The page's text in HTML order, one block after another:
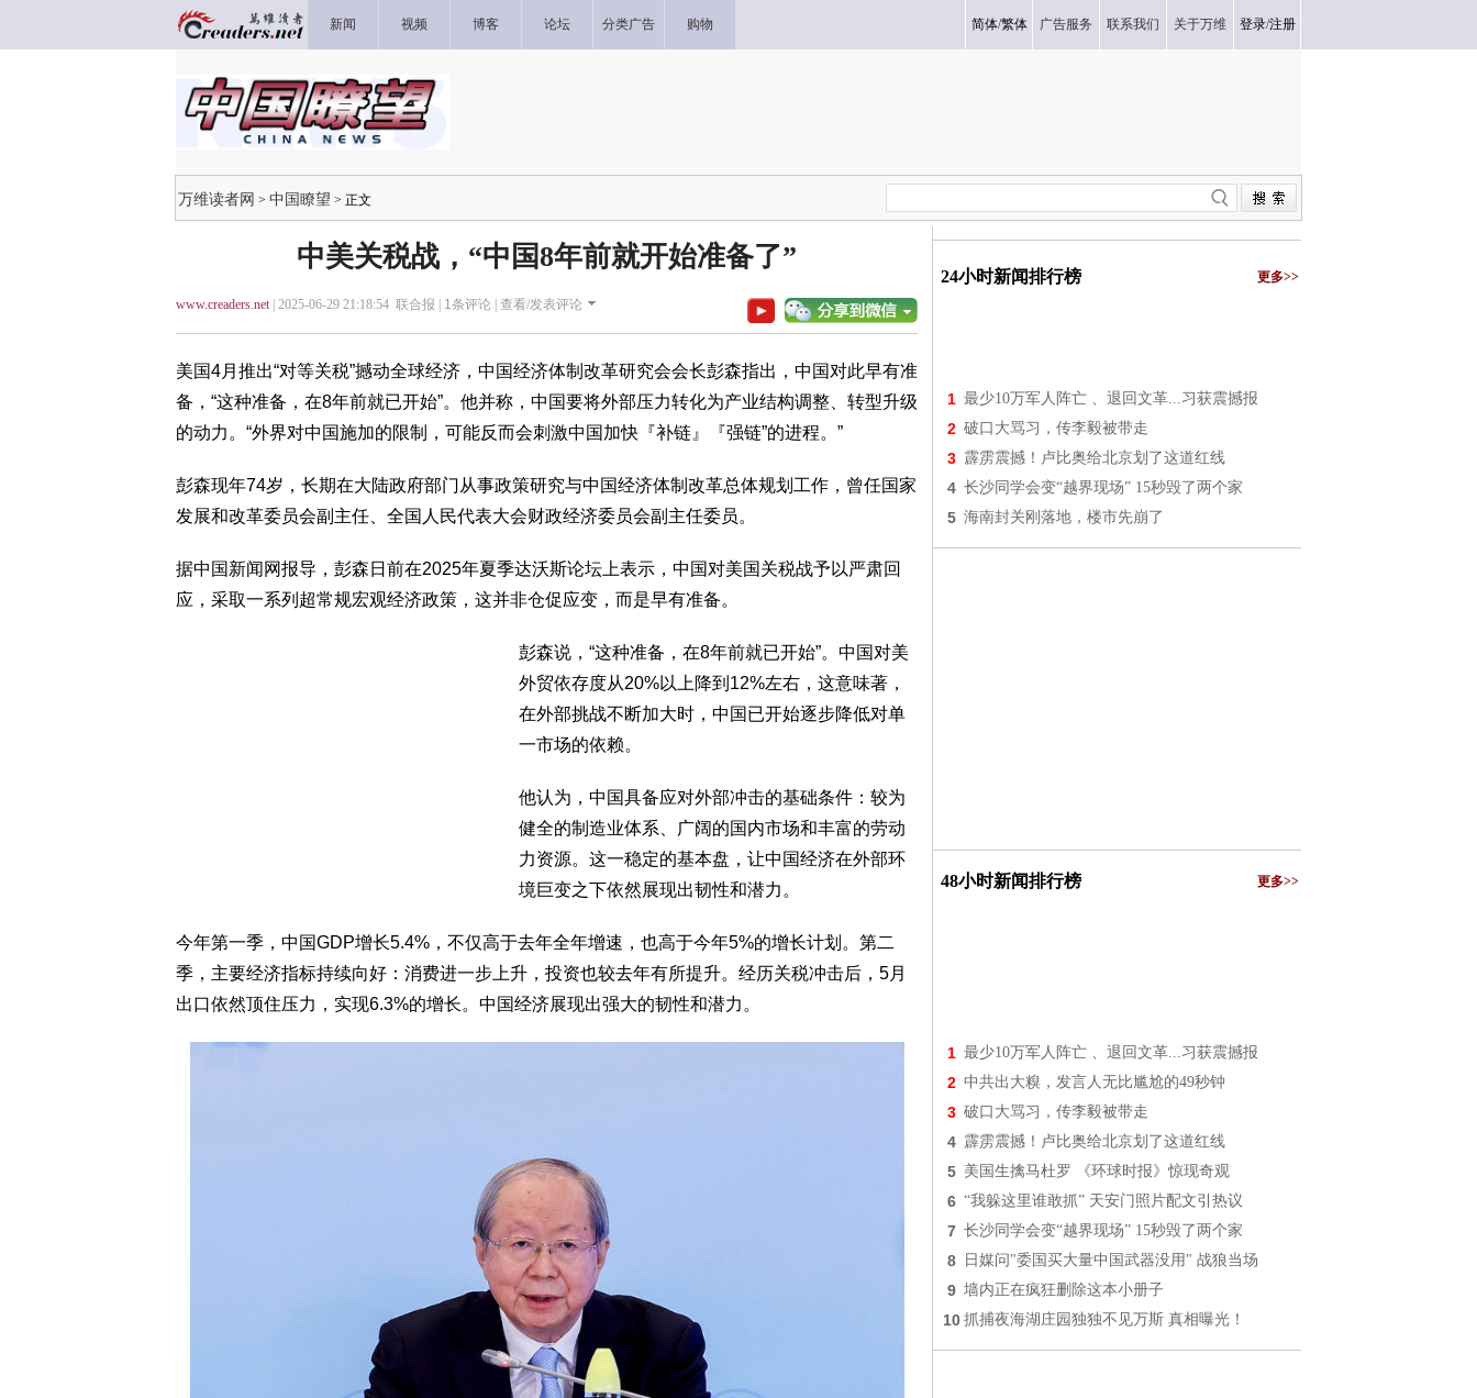
新闻 视频 博客 论坛 分类广告 购物 简体/繁体 广告服务 联系我们 关于万维 登录/注册
万维读者网 > 中国瞭望 > 正文
中美关税战，“中国8年前就开始准备了”
www.creaders.net| 2025-06-29 21:18:54 联合报 | 1条评论 | 查看/发表评论
美国4月推出“对等关税”撼动全球经济，中国经济体制改革研究会会长彭森指出，中国对此早有准
备，“这种准备，在8年前就已开始”。他并称，中国要将外部压力转化为产业结构调整、转型升级
的动力。“外界对中国施加的限制，可能反而会刺激中国加快『补链』『强链”的进程。”
彭森现年74岁，长期在大陆政府部门从事政策研究与中国经济体制改革总体规划工作，曾任国家
发展和改革委员会副主任、全国人民代表大会财政经济委员会副主任委员。
据中国新闻网报导，彭森日前在2025年夏季达沃斯论坛上表示，中国对美国关税战予以严肃回
应，采取一系列超常规宏观经济政策，这并非仓促应变，而是早有准备。
彭森说，“这种准备，在8年前就已开始”。中国对美
外贸依存度从20%以上降到12%左右，这意味著，
在外部挑战不断加大时，中国已开始逐步降低对单
一市场的依赖。
他认为，中国具备应对外部冲击的基础条件：较为
健全的制造业体系、广阔的国内市场和丰富的劳动
力资源。这一稳定的基本盘，让中国经济在外部环
境巨变之下依然展现出韧性和潜力。
今年第一季，中国GDP增长5.4%，不仅高于去年全年增速，也高于今年5%的增长计划。第二
季，主要经济指标持续向好：消费进一步上升，投资也较去年有所提升。经历关税冲击后，5月
出口依然顶住压力，实现6.3%的增长。中国经济展现出强大的韧性和潜力。
24小时新闻排行榜 更多>>
1 最少10万军人阵亡 、退回文革...习获震撼报
2 破口大骂习，传李毅被带走
3 霹雳震撼！卢比奥给北京划了这道红线
4 长沙同学会变“越界现场” 15秒毁了两个家
5 海南封关刚落地，楼市先崩了
48小时新闻排行榜 更多>>
1 最少10万军人阵亡 、退回文革...习获震撼报
2 中共出大糗，发言人无比尴尬的49秒钟
3 破口大骂习，传李毅被带走
4 霹雳震撼！卢比奥给北京划了这道红线
5 美国生擒马杜罗 《环球时报》惊现奇观
6 “我躲这里谁敢抓” 天安门照片配文引热议
7 长沙同学会变“越界现场” 15秒毁了两个家
8 日媒问"委国买大量中国武器没用" 战狼当场
9 墙内正在疯狂删除这本小册子
10 抓捕夜海湖庄园独独不见万斯 真相曝光！